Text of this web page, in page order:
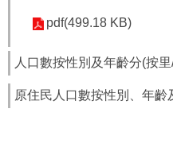
pdf(499.18 KB)
人口數按性別及年齡分(按
原住民人口數按性別、年齡